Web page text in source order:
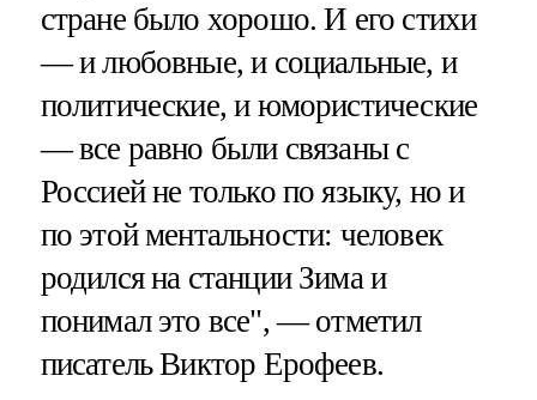
стране было хорошо. И его стихи
— и любовные, и социальные, и
политические, и юмористические
— все равно были связаны с
Россией не только по языку, но и
по этой ментальности: человек
родился на станции Зима и
понимал это все", — отметил
писатель Виктор Ерофеев.